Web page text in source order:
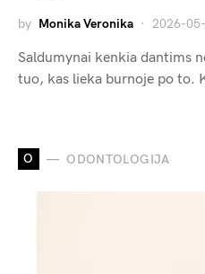
by Monika Veronika 2026-
Saldumynai kenkia dantims
tuo, kas lieka burnoje po to.
O ODONTOLOGIJA